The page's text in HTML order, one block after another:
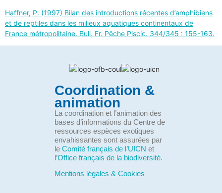
Haffner, P. (1997) Bilan des introductions récentes d’amphibiens
et de reptiles dans les milieux aquatiques continentaux de
France métropolitaine. Bull. Fr. Pêche Piscic. 344/345 : 155-163.
Coordination &
animation
La coordination et l’animation des
bases d’informations du Centre de
ressources espèces exotiques
envahissantes sont assurées par
le Comité français de l’UICN et
l’Office français de la biodiversité.
Mentions légales & Cookies